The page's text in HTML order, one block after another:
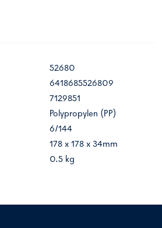
52680
6418685526809
7129851
Polypropylen (PP)
6/144
178 x 178 x 34mm
0.5 kg